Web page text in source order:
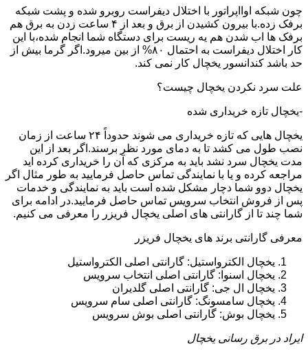
چون شبکه اوااپراتور با اختلال دیفراست روبرو شده و پشت شبکه
برفک زده.با بیرون کشیدن از برق و بعد از ۴ ساعت زدن به برق هم
برفک ها اب شدن هم یه ریست برای دستگاه شما انجام شده،با این
کار اختلال دیفراست به احتمال ۸۰% از بین میرود.اگر گرما بیش از
حد باشد کندانسور یخچال کار نمی کند.
علت سرد نکردن یخچال چیست؟
-یخچال تازه خریداری شده
یخچال هایی که تازه خریداری می شوند حدوداً ۲۴ ساعت از زمان
نصب طول می کشد تا به دمای مورد نظر برسند.اگر بعد از این
مدت یخچال سرد نشد باید به مرکزی که آن را خریداری کرده اید
مراجعه کرده و یا با نمایندگی تماس حاصل فرمایید به طور مثال اگر
یخچال دوو شما دچار مشکل شده است باید به نمایندگی و خدمات
پس از فروش انتخاب سرویس تماس حاصل فرمایید.در ادامه برای
شما چند تا از گارانتی های اصلی یخچال فریزر را معرفی می کنیم.
معرفی گارانتی برند های یخچال فریزر
یخچال الکترواستیل: گارانتی اصلی الکترواستیل
یخچال اسنوا: گارانتی اصلی انتخاب سرویس
یخچال ال جی: گارانتی اصلی گلدیران
یخچال سامسونگ: گارانتی اصلی سام سرویس
یخچال بوش: گارانتی اصلی بوش سرویس
ایراد در برق رسانی یخچال